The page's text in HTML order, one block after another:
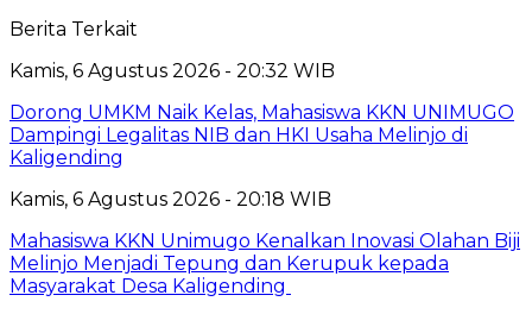
Berita Terkait
Kamis, 6 Agustus 2026 - 20:32 WIB
Dorong UMKM Naik Kelas, Mahasiswa KKN UNIMUGO
Dampingi Legalitas NIB dan HKI Usaha Melinjo di
Kaligending
Kamis, 6 Agustus 2026 - 20:18 WIB
Mahasiswa KKN Unimugo Kenalkan Inovasi Olahan Biji
Melinjo Menjadi Tepung dan Kerupuk kepada
Masyarakat Desa Kaligending